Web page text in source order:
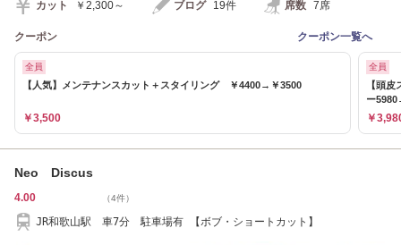
カット ￥2,300～ ブログ 19件 席数 7席
クーポン クーポン一覧へ
全員
【人気】メンテナンスカット＋スタイリング ￥4400→￥3500
￥3,500
全員
【頭
ー
￥
Neo Discus
4.00 （4件）
JR和歌山駅 車7分 駐車場有 【ボブ・ショートカット】